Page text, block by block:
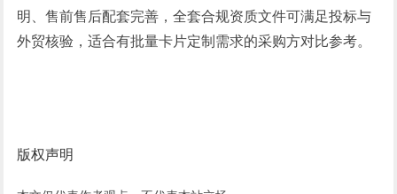
明、售前售后配套完善，全套合规资质文件可满足投标与
外贸核验，适合有批量卡片定制需求的采购方对比参考。
版权声明